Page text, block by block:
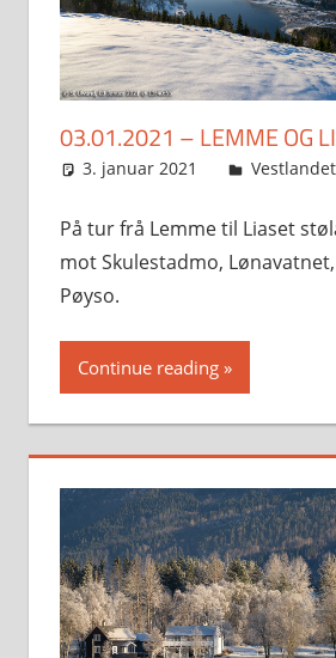
03.01.2021 – LEMME OG
3. januar 2021 Svein
Vestlandet
På tur frå Lemme til Liaset
mot Skulestadmo,
Pøyso.
Continue reading